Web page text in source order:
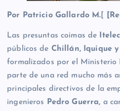
Por Patricio Gallardo M.
Las presuntas coimas de
públicos de Chillán, Iquique
formalizados por el Ministerio
parte de una red mucho más
principales directivos de la
ingenieros Pedro Guerra, a